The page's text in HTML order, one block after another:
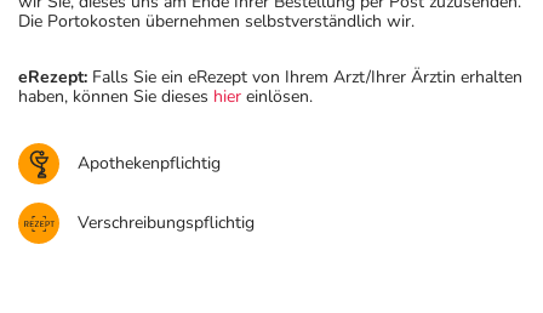
Die Portokosten übernehmen selbstverständlich wir.
eRezept: Falls Sie ein eRezept von Ihrem Arzt/Ihrer Ärztin erhalten
haben, können Sie dieses hier einlösen.
Apothekenpflichtig
Verschreibungspflichtig